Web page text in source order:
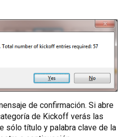
de confirmación. Si abre
de Kickoff verás las
sólo título y palabra clave de la